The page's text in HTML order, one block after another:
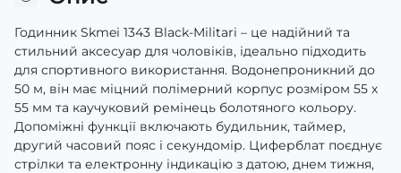
Годинник Skmei 1343 Black-Militari – це надійний та
стильний аксесуар для чоловіків, ідеально підходить
для спортивного використання. Водонепроникний до
50 м, він має міцний полімерний корпус розміром 55 х
55 мм та каучуковий ремінець болотяного кольору.
Допоміжні функції включають будильник, таймер,
другий часовий пояс і секундомір. Циферблат поєднує
стрілки та електронну індикацію з датою, днем тижня,